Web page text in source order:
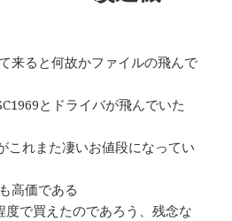
来ると何故かファイルの飛んで
とドライバが飛んでいた
これまた凄いお値段になってい
高価である
度で買えたのであろう、残念な